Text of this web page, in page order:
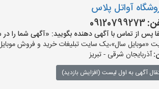
آواتل پلاس
09120799273
پس از تماس با آگهی دهنده بگویید: «آگهی شما را در سایت
«موبایل سال»،یک سایت تبلیغات خرید و فروش
آذربایجان شرقی - تبریز
آگهی به اول لیست (افزایش بازدید)